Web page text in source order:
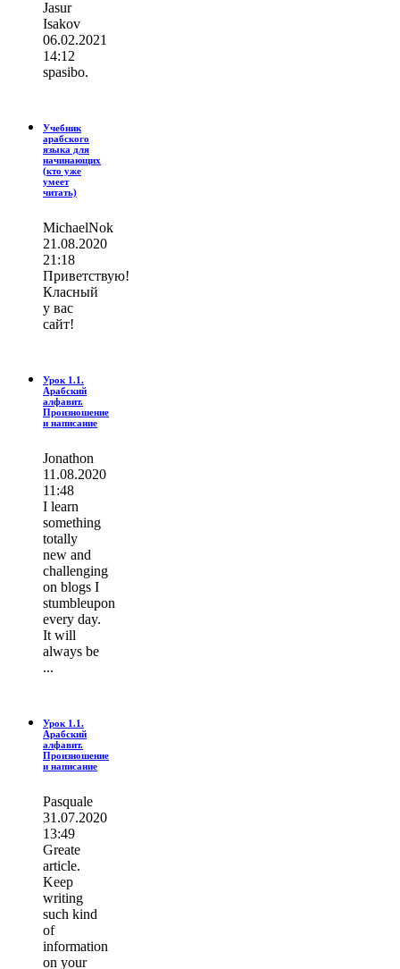
Jasur
Isakov
06.02.2021
14:12
spasibo.
Учебник
арабского
языка для
начинающих
(кто уже
умеет
читать)
MichaelNok
21.08.2020
21:18
Приветствую!
Класный
у вас
сайт!
Урок 1.1.
Арабский
алфавит.
Произношение
и написание
Jonathon
11.08.2020
11:48
I learn
ѕοmething
totally
new and
challenging
on blogs I
stumbleupon
every day.
It wіll
always be
...
Урок 1.1.
Арабский
алфавит.
Произношение
и написание
Pasquale
31.07.2020
13:49
Greate
article.
Keep
writing
such kind
of
information
on your